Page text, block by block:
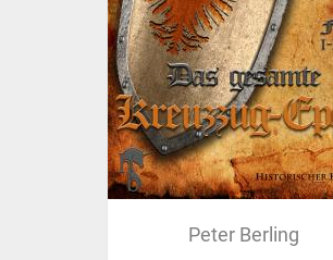
Peter Berling